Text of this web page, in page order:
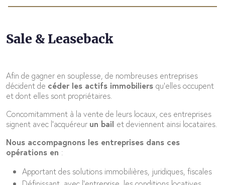
Sale & Leaseback
Afin de gagner en souplesse, de nombreuses entreprises
décident de céder les actifs immobiliers qu’elles occupent
et dont elles sont propriétaires.
Concomitamment à la vente de leurs locaux, ces entreprises
signent avec l’acquéreur un bail et deviennent ainsi locataires.
Nous accompagnons les entreprises dans ces
opérations en :
Apportant des solutions immobilières, juridiques, fiscales